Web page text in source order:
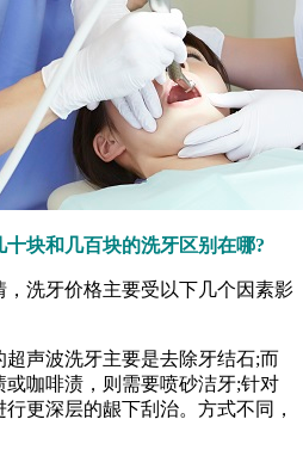
块和几百块的洗牙区别在哪?
洗牙价格主要受以下几个因素影
声波洗牙主要是去除牙结石;而
咖啡渍，则需要喷砂洁牙;针对
更深层的龈下刮治。方式不同，